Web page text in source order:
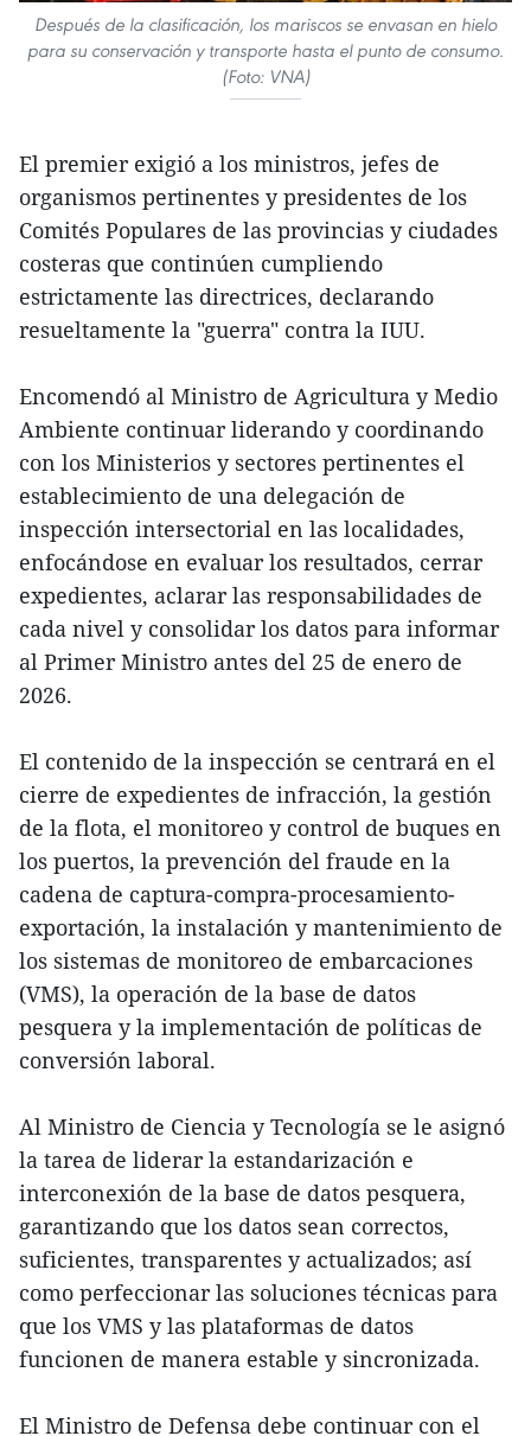
Después de la clasificación, los mariscos se envasan en hielo
para su conservación y transporte hasta el punto de consumo.
(Foto: VNA)
El premier exigió a los ministros, jefes de
organismos pertinentes y presidentes de los
Comités Populares de las provincias y ciudades
costeras que continúen cumpliendo
estrictamente las directrices, declarando
resueltamente la "guerra" contra la IUU.
Encomendó al Ministro de Agricultura y Medio
Ambiente continuar liderando y coordinando
con los Ministerios y sectores pertinentes el
establecimiento de una delegación de
inspección intersectorial en las localidades,
enfocándose en evaluar los resultados, cerrar
expedientes, aclarar las responsabilidades de
cada nivel y consolidar los datos para informar
al Primer Ministro antes del 25 de enero de
2026.
El contenido de la inspección se centrará en el
cierre de expedientes de infracción, la gestión
de la flota, el monitoreo y control de buques en
los puertos, la prevención del fraude en la
cadena de captura-compra-procesamiento-
exportación, la instalación y mantenimiento de
los sistemas de monitoreo de embarcaciones
(VMS), la operación de la base de datos
pesquera y la implementación de políticas de
conversión laboral.
Al Ministro de Ciencia y Tecnología se le asignó
la tarea de liderar la estandarización e
interconexión de la base de datos pesquera,
garantizando que los datos sean correctos,
suficientes, transparentes y actualizados; así
como perfeccionar las soluciones técnicas para
que los VMS y las plataformas de datos
funcionen de manera estable y sincronizada.
El Ministro de Defensa debe continuar con el